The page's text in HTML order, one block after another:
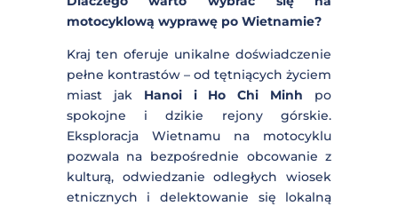
Ba Be.
motocyklową wyprawę po
Wietnamie?
Kraj ten oferuje unikalne
doświadczenie pełne kontrastów – od
tętniących życiem miast jakHanoi i Ho
Chi Minhpo spokojne i dzikie rejony
górskie. Eksploracja Wietnamu na